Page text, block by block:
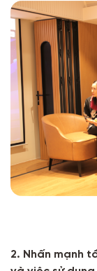
2. Nhấn mạnh